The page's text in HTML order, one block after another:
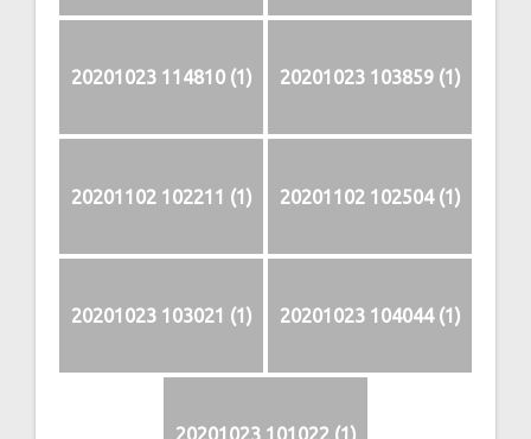
20201023 114810 (1) 20201023 103859 (1)
20201102 102211 (1) 20201102 102504 (1)
20201023 103021 (1) 20201023 104044 (1)
20201023 101022 (1)